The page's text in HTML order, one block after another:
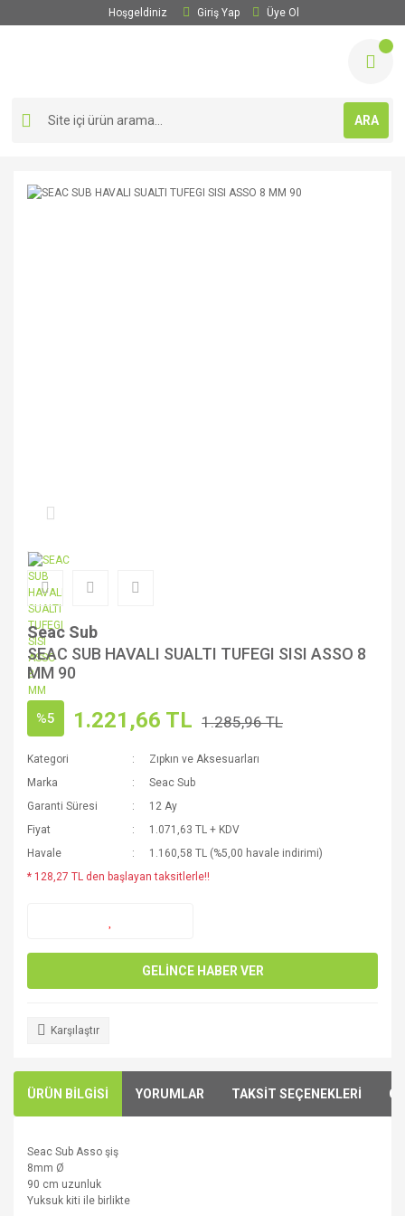
Hoşgeldiniz Giriş Yap Üye Ol
ARA
Seac Sub
SEAC SUB HAVALI SUALTI TUFEGI SISI ASSO 8
MM 90
%5 1.221,66 TL 1.285,96 TL
Kategori
Zıpkın ve Aksesuarları
Marka
Seac Sub
Garanti Süresi
12 Ay
Fiyat
1.071,63 TL + KDV
Havale
1.160,58 TL (%5,00 havale indirimi)
* 128,27 TL den başlayan taksitlerle!!
GELİNCE HABER VER
Karşılaştır
ÜRÜN BİLGİSİ YORUMLAR TAKSİT SEÇENEKLERİ
Seac Sub Asso şiş
8mm Ø
90 cm uzunluk
Yuksuk kiti ile birlikte